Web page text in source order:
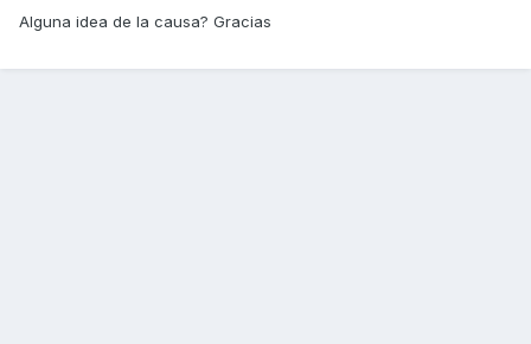
Alguna idea de la causa? Gracias